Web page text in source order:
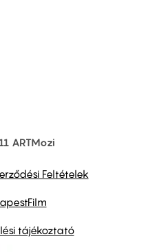
ARTMozi
Feltételek
tájékoztató